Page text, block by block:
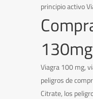
principio activo
130mg
Viagra 100 mg,
peligros de
Citrate, los